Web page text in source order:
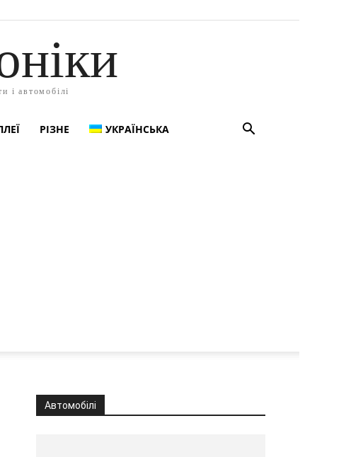
і автомобілі
РІЗНЕ УКРАЇНСЬКА
Автомобілі